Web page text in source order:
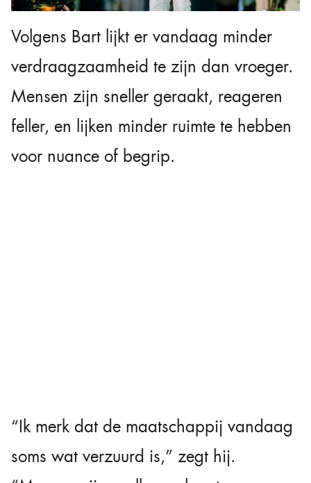
Volgens Bart lijkt er vandaag minder
verdraagzaamheid te zijn dan vroeger.
Mensen zijn sneller geraakt, reageren
feller, en lijken minder ruimte te hebben
voor nuance of begrip.
“Ik merk dat de maatschappij vandaag
soms wat verzuurd is,” zegt hij.